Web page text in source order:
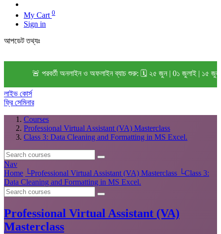
My Cart 0
Sign in
আপডেট তথ্যঃ
🚨 পরবর্তী অনলাইন ও অফলাইন ব্যাচ শুরু: 🗓️ ২৫ জুন | 0১ জুলাই | ১৫ জুলাই
লাইভ কোর্স
ফ্রি সেমিনার
Courses
Professional Virtual Assistant (VA) Masterclass
Class 3: Data Cleaning and Formatting in MS Excel.
Nav
Home └Professional Virtual Assistant (VA) Masterclass └Class 3:
Data Cleaning and Formatting in MS Excel.
Professional Virtual Assistant (VA)
Masterclass